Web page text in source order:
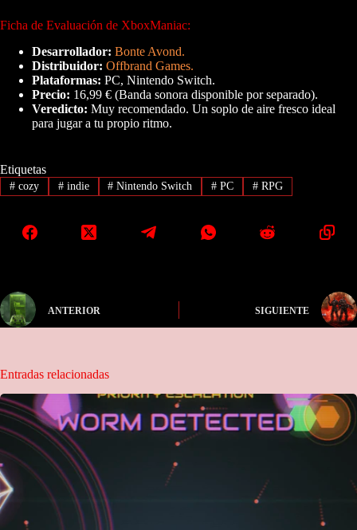
Ficha de Evaluación de XboxManiac:
Desarrollador: Bonte Avond.
Distribuidor: Offbrand Games.
Plataformas: PC, Nintendo Switch.
Precio: 16,99 € (Banda sonora disponible por separado).
Veredicto: Muy recomendado. Un soplo de aire fresco ideal
para jugar a tu propio ritmo.
Etiquetas
#cozy #indie # Nintendo Switch # PC # RPG
ANTERIOR SIGUIENTE
Entradas relacionadas